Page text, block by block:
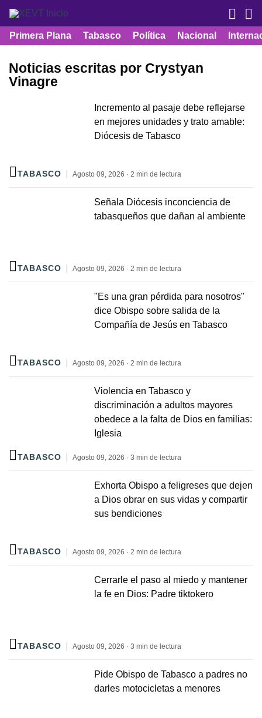
Primera Plana Tabasco Política Nacional
Noticias escritas por Crystyan
Vinagre
Incremento al pasaje debe reflejarse
en mejores unidades y trato amable:
Diócesis de Tabasco
TABASCO Agosto 09, 2026 · 2 min de lectura
Señala Diócesis inconciencia de
tabasqueños que dañan al ambiente
TABASCO Agosto 09, 2026 · 2 min de lectura
"Es una gran pérdida para nosotros"
dice Obispo sobre salida de la
Compañía de Jesús en Tabasco
TABASCO Agosto 09, 2026 · 2 min de lectura
Violencia en Tabasco y
discriminación a adultos mayores
obedece a la falta de Dios en familias:
Iglesia
TABASCO Agosto 09, 2026 · 3 min de lectura
Exhorta Obispo a feligreses que dejen
a Dios obrar en sus vidas y compartir
sus bendiciones
TABASCO Agosto 09, 2026 · 2 min de lectura
Cerrarle el paso al miedo y mantener
la fe en Dios: Padre tiktokero
TABASCO Agosto 09, 2026 · 3 min de lectura
Pide Obispo de Tabasco a padres no
darles motocicletas a menores